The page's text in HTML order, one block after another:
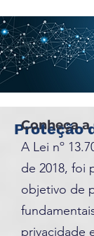
Proteção
Conheça a
A Lei nº
de 2018, foi
objetivo de
privacidade